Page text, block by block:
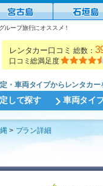
ループ旅行にオススメ！
レンタカー口コミ 総数：
口コミ総満足度
・車両タイプからレンタカー
して探す 車両タイ
プラン詳細